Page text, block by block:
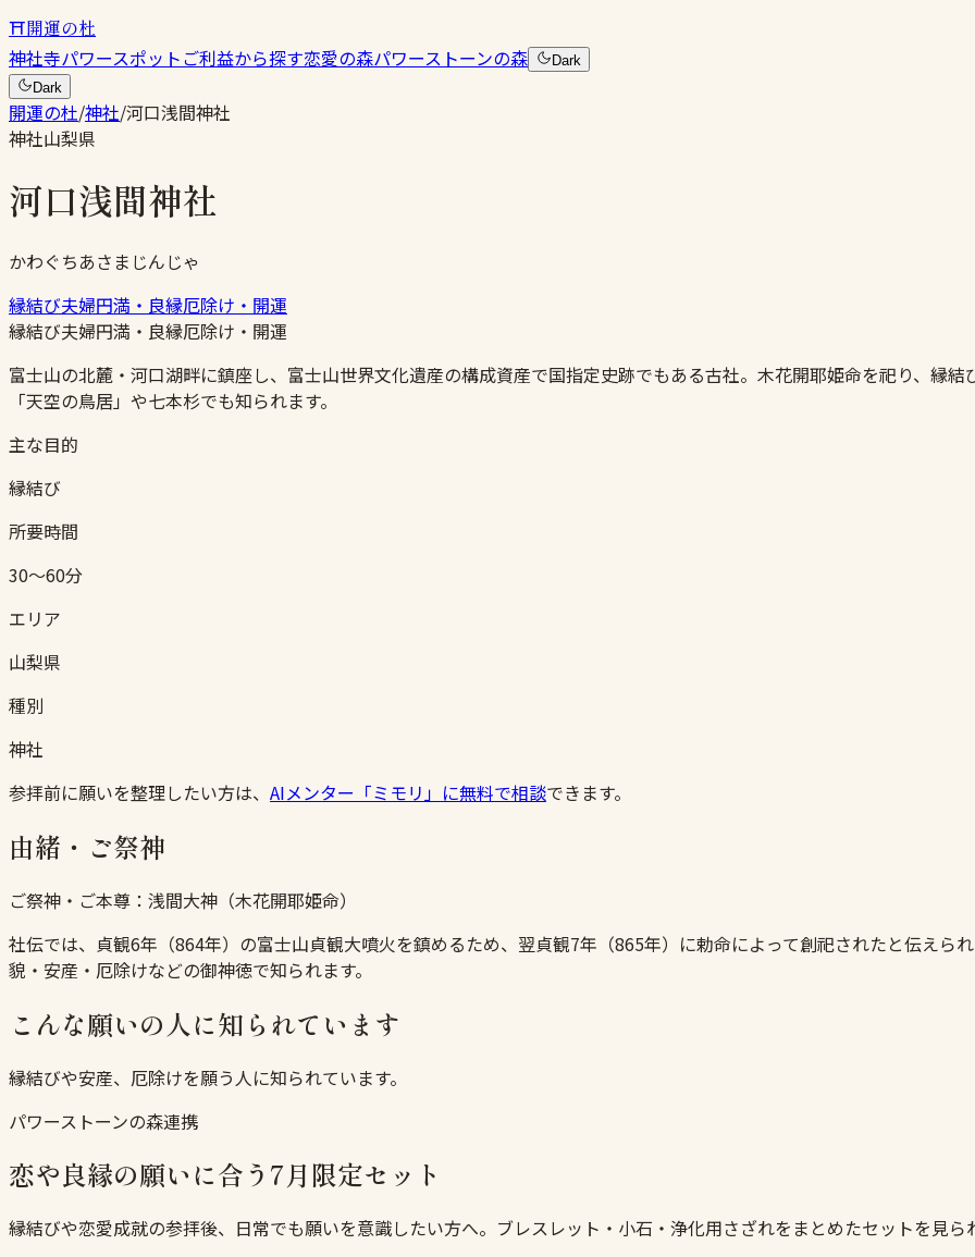
⛩開運の杜
神社寺パワースポットご利益から探す恋愛の森パワーストーンの森
Dark
Dark
開運の杜/神社/河口浅間神社
神社山梨県
河口浅間神社
かわぐちあさまじんじゃ
縁結び夫婦円満・良縁厄除け・開運
縁結び夫婦円満・良縁厄除け・開運
富士山の北麓・河口湖畔に鎮座し、富士山世界文化遺産の構成資産で国指定史跡でもある古社。木花開耶姫命を祀り、縁
「天空の鳥居」や七本杉でも知られます。
主な目的
縁結び
所要時間
30〜60分
エリア
山梨県
種別
神社
参拝前に願いを整理したい方は、 AIメンター「ミモリ」に無料で相談できます。
由緒・ご祭神
ご祭神・ご本尊： 浅間大神（木花開耶姫命）
社伝では、貞観6年（864年）の富士山貞観大噴火を鎮めるため、翌貞観7年（865年）に勅命によって創祀されたと伝えら
貌・安産・厄除けなどの御神徳で知られます。
こんな願いの人に知られています
縁結びや安産、厄除けを願う人に知られています。
パワーストーンの森連携
恋や良縁の願いに合う7月限定セット
縁結びや恋愛成就の参拝後、日常でも願いを意識したい方へ。ブレスレット・小石・浄化用さざれをまとめたセットを見ら